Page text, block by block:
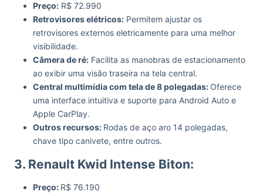
Preço: R$ 72.990
Retrovisores elétricos: Permitem ajustar os
retrovisores externos eletricamente para uma melhor
visibilidade.
Câmera de ré: Facilita as manobras de estacionamento
ao exibir uma visão traseira na tela central.
Central multimídia com tela de 8 polegadas: Oferece
uma interface intuitiva e suporte para Android Auto e
Apple CarPlay.
Outros recursos: Rodas de aço aro 14 polegadas,
chave tipo canivete, entre outros.
3. Renault Kwid Intense Biton:
Preço: R$ 76.190